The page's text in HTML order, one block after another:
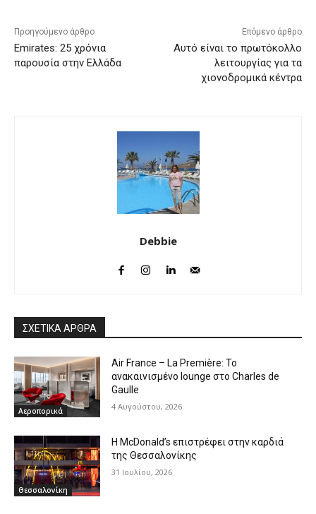
Προηγούμενο άρθρο
Emirates: 25 χρόνια
παρουσία στην Ελλάδα
Επόμενο άρθρο
Αυτό είναι το πρωτόκολλο
λειτουργίας για τα
χιονοδρομικά κέντρα
Debbie
ΣΧΕΤΙΚΑ ΑΡΘΡΑ
Αεροπορικά
Air France – La Première: Το
ανακαινισμένο lounge στο Charles de
Gaulle
4 Αυγούστου, 2026
Θεσσαλονίκη
Η McDonald’s επιστρέφει στην καρδιά
της Θεσσαλονίκης
31 Ιουλίου, 2026